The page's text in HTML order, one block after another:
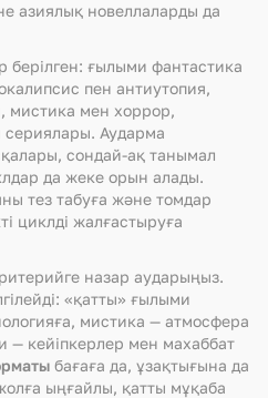
азиялық новеллаларды да
берілген: ғылыми фантастика
пен антиутопия,
мистика мен хоррор,
сериялары. Аударма
сондай-ақ танымал
да жеке орын алады.
тез табуға және томдар
циклді жалғастыруға
назар аударыңыз.
«қатты» ғылыми
мистика — атмосфера
кейіпкерлер мен махаббат
бағаға да, ұзақтығына да
ыңғайлы, қатты мұқаба